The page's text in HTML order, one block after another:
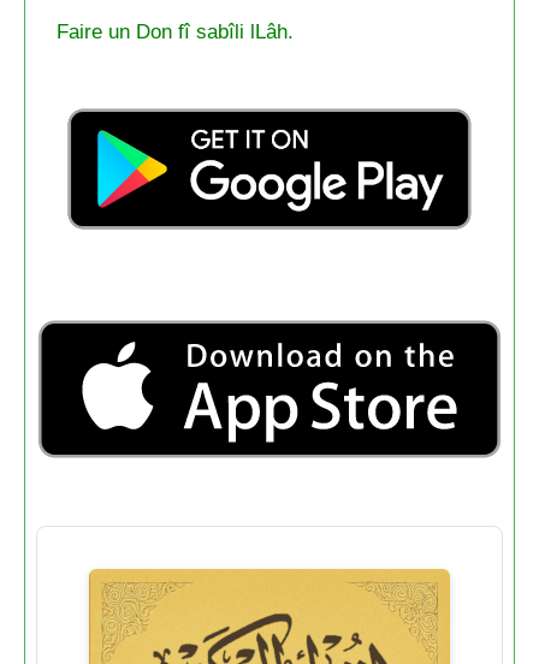
Faire un Don fî sabîli lLâh.